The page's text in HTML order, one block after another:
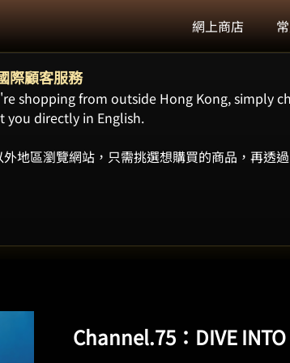
網上商店
顧客服務
shopping from outside Hong Kong, simply
you directly in English.
地區瀏覽網站，只需挑選想購買的商品，再透
Channel.75：DIVE INTO